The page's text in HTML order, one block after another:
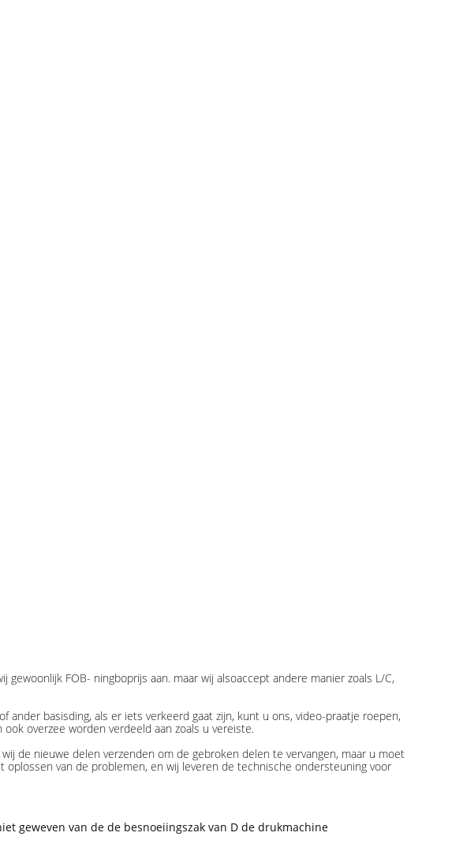
FOB- ningboprijs aan. maar wij alsoaccept andere manier zoals L/C,
basisding, als er iets verkeerd gaat zijn, kunt u ons, video-praatje roepen,
overzee worden verdeeld aan zoals u vereiste.
de nieuwe delen verzenden om de gebroken delen te vervangen, maar u moet
van de problemen, en wij leveren de technische ondersteuning voor
geweven van de de besnoeiingszak van D de drukmachine